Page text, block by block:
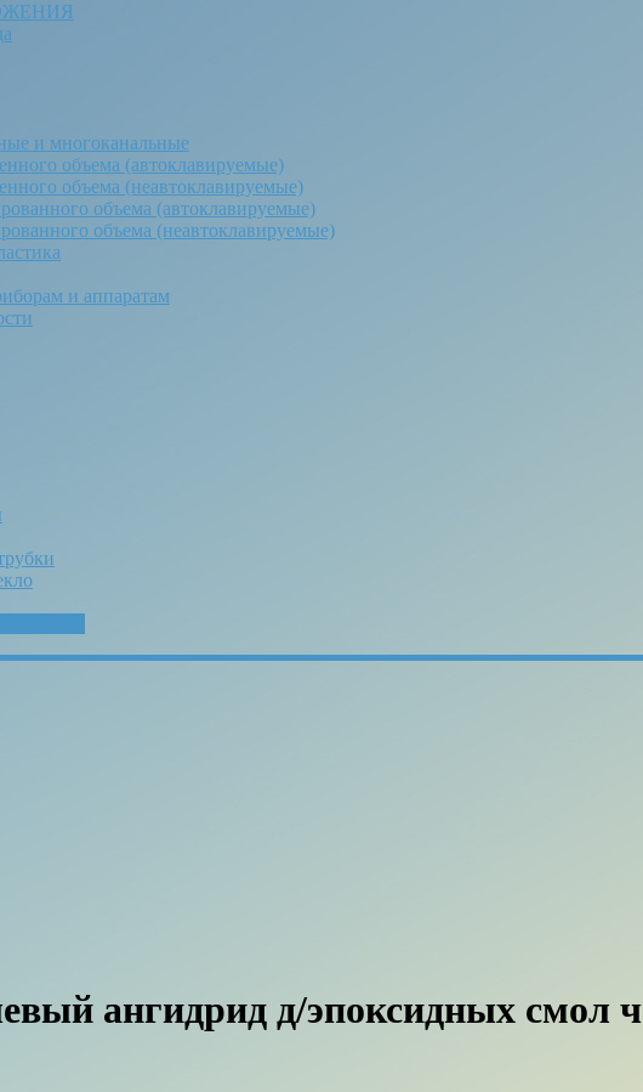
и многоканальные
объема (автоклавируемые)
объема (неавтоклавируемые)
объема (автоклавируемые)
объема (неавтоклавируемые)
и аппаратам
ангидрид д/эпоксидных смол ч